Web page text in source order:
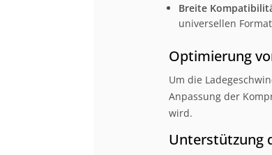
Breite
universellen
Optimierung
Um die
Anpassung der
wird.
Unterstützung